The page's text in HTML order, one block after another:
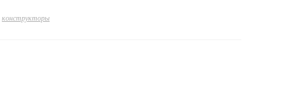
конструкторы